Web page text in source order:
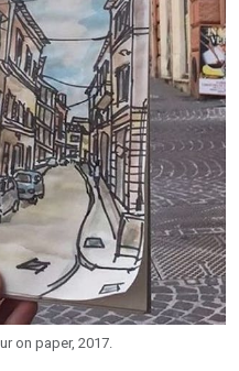
on paper, 2017.